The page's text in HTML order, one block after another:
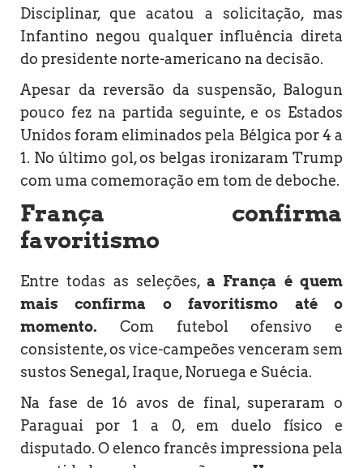
Disciplinar, que acatou a solicitação, mas
Infantino negou qualquer influência direta
do presidente norte-americano na decisão.
Apesar da reversão da suspensão, Balogun
pouco fez na partida seguinte, e os Estados
Unidos foram eliminados pela Bélgica por 4 a
1. No último gol, os belgas ironizaram Trump
com uma comemoração em tom de deboche.
França confirma
favoritismo
Entre todas as seleções,a França é quem
mais confirma o favoritismo até o
momento. Com futebol ofensivo e
consistente, os vice-campeões venceram sem
sustos Senegal, Iraque, Noruega e Suécia.
Na fase de 16 avos de final, superaram o
Paraguai por 1 a 0, em duelo físico e
disputado. O elenco francês impressiona pela